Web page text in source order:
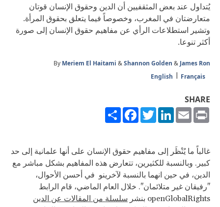
يُتداول عند بعض المثقفيين أن الدين وحقوق الإنسان قوتان
متعارضتان في المغرب، وخصوصاً فيما يتعلق بحقوق المرأة.
وتشير استطلاعات الرأي عن مفاهيم حقوق الإنسان إلى صورة
أكثر تنوعا.
By Meriem El Haitami &Shannon Golden & James Ron
English
Français
SHARE
Share
FacebookTwitterLinkedInEmailPrint
غالباً ما يُنْظَر إلى مفاهيم حقوق الإنسان على أنها علمانية إلى حد
كبير. وبالنسبة للكثيرين، تتعارض هذه المفاهيم بشكل مباشر مع
الدين، في حين انهما بالنسبة لآخرينو في أحسن الأحوال،
"رفيقان غير متلائمان". خلال العام الماضي، قام الرابط
openGlobalRights بنشر
سلسلة من المقالات عن الدين